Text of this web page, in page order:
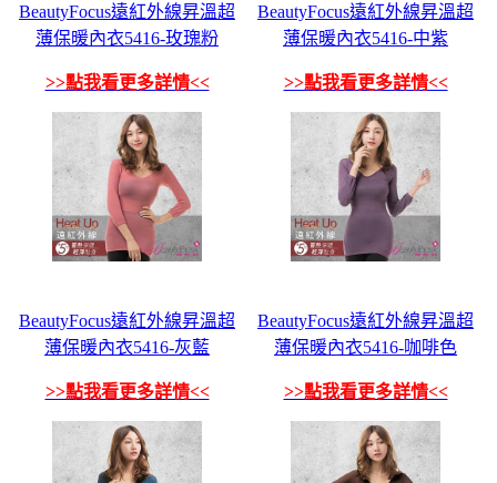
BeautyFocus遠紅外線昇溫超
薄保暖內衣5416-玫瑰粉
>>點我看更多詳情<<
BeautyFocus遠紅外線昇溫超
薄保暖內衣5416-中紫
>>點我看更多詳情<<
BeautyFocus遠紅外線昇溫超
薄保暖內衣5416-灰藍
>>點我看更多詳情<<
BeautyFocus遠紅外線昇溫超
薄保暖內衣5416-咖啡色
>>點我看更多詳情<<